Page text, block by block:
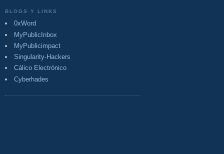
BLOGS Y LINKS
0xWord
MyPublicInbox
MyPublicimpact
Singularity-Hackers
Cálico Electrónico
Cyberhades